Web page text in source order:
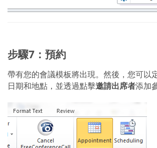
步驟7：預約
帶有您的會議模板將出現。然後，您可以
日期和地點，並透過點擊邀請出席者添加